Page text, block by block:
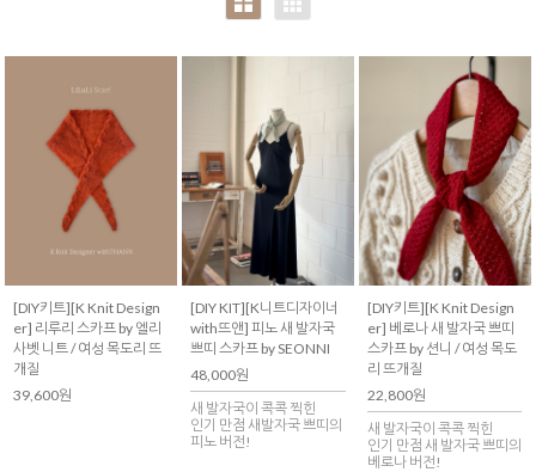
[DIY키트][K Knit Design
er] 리루리 스카프 by 엘리
사벳 니트 / 여성 목도리 뜨
개질
39,600원
[DIY KIT][K니트디자이너
with뜨앤] 피노 새 발자국
쁘띠 스카프 by SEONNI
48,000원
새 발자국이 콕콕 찍힌
인기 만점 새발자국 쁘띠의
피노 버전!
[DIY키트][K Knit Design
er] 베로나 새 발자국 쁘띠
스카프 by 션니 / 여성 목도
리 뜨개질
22,800원
새 발자국이 콕콕 찍힌
인기 만점 새 발자국 쁘띠의
베로나 버전!